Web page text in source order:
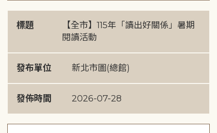
標題
【全市】115年「讀出好關係」暑期
閱讀活動
發布單位 新北市圖(總館)
發佈時間 2026-07-28